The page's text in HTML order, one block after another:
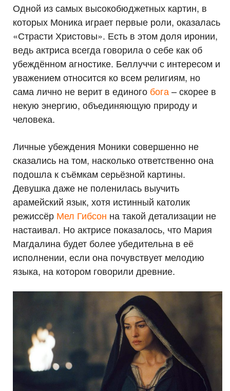
Одной из самых высокобюджетных картин, в
которых Моника играет первые роли, оказалась
«Страсти Христовы». Есть в этом доля иронии,
ведь актриса всегда говорила о себе как об
убеждённом агностике. Беллуччи с интересом и
уважением относится ко всем религиям, но
сама лично не верит в единого бога– скорее в
некую энергию, объединяющую природу и
человека.
Личные убеждения Моники совершенно не
сказались на том, насколько ответственно она
подошла к съёмкам серьёзной картины.
Девушка даже не поленилась выучить
арамейский язык, хотя истинный католик
режиссёр Мел Гибсон на такой детализации не
настаивал. Но актрисе показалось, что Мария
Магдалина будет более убедительна в её
исполнении, если она почувствует мелодию
языка, на котором говорили древние.